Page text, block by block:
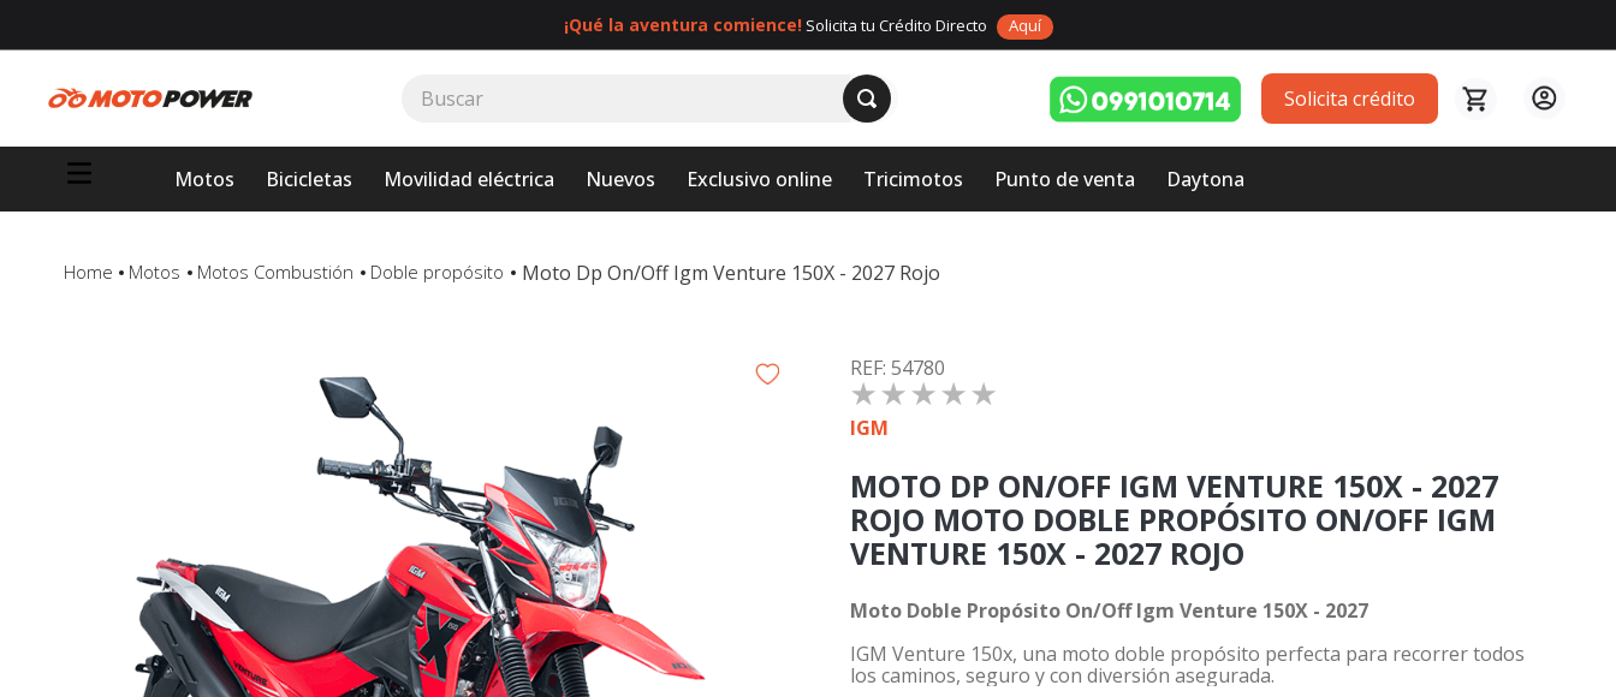
¡Qué la aventura comience!Solicita tu Crédito Directo Aquí
Solicita crédito
Motos Bicicletas Movilidad eléctrica Nuevos Exclusivo online Tricimotos Punto de venta Daytona
Motos Motos Combustión Doble propósito Moto Dp On/Off Igm Venture 150X - 2027 Rojo
:54780
☆☆☆☆☆
IGM
MOTO DP ON/OFF IGM VENTURE 150X - 2027
ROJO MOTO DOBLE PROPÓSITO ON/OFF IGM
VENTURE 150X - 2027 ROJO
Moto Doble Propósito On/Off Igm Venture 150X - 2027
IGM Venture 150x, una moto doble propósito perfecta para recorrer todos
los caminos, seguro y con diversión asegurada.
TÉRMINOS MÁS BUSCADOS
loncin
3.
scooter
pulsar